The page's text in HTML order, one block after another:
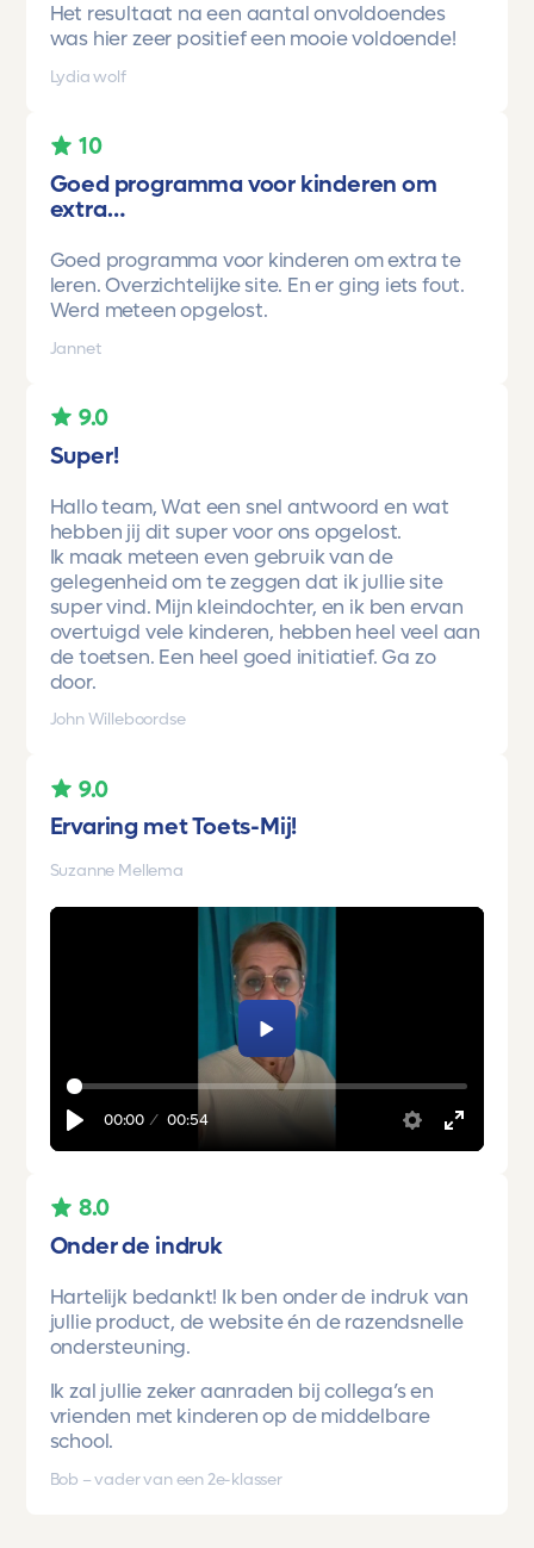
Het resultaat na een aantal onvoldoendes
was hier zeer positief een mooie voldoende!
Lydia wolf
10
Goed programma voor kinderen om
extra…
Goed programma voor kinderen om extra te
leren. Overzichtelijke site. En er ging iets fout.
Werd meteen opgelost.
Jannet
9.0
Super!
Hallo team, Wat een snel antwoord en wat
hebben jij dit super voor ons opgelost.
Ik maak meteen even gebruik van de
gelegenheid om te zeggen dat ik jullie site
super vind. Mijn kleindochter, en ik ben ervan
overtuigd vele kinderen, hebben heel veel aan
de toetsen. Een heel goed initiatief. Ga zo
door.
John Willeboordse
9.0
Ervaring met Toets-Mij!
Suzanne Mellema
00:00 00:54
Afspelen
8.0
Onder de indruk
Hartelijk bedankt! Ik ben onder de indruk van
jullie product, de website én de razendsnelle
ondersteuning.
Ik zal jullie zeker aanraden bij collega’s en
vrienden met kinderen op de middelbare
school.
Bob – vader van een 2e-klasser